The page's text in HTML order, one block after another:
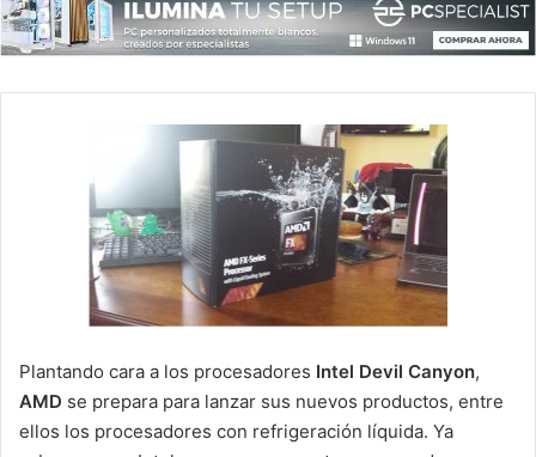
Plantando cara a los procesadores Intel Devil Canyon,
AMD se prepara para lanzar sus nuevos productos, entre
ellos los procesadores con refrigeración líquida. Ya